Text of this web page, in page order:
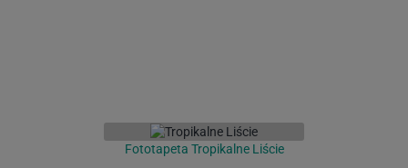
Fototapeta Tropikalne Liście